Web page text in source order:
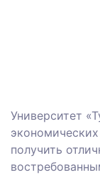
Университет
получить